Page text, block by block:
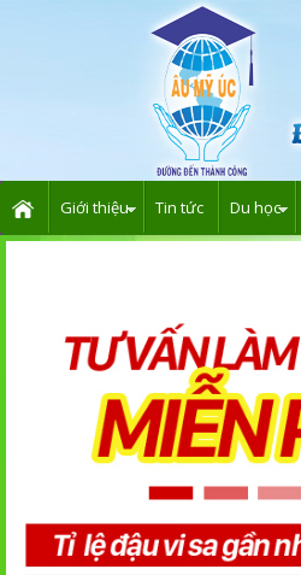
Giới thiệu Tin tức Du học